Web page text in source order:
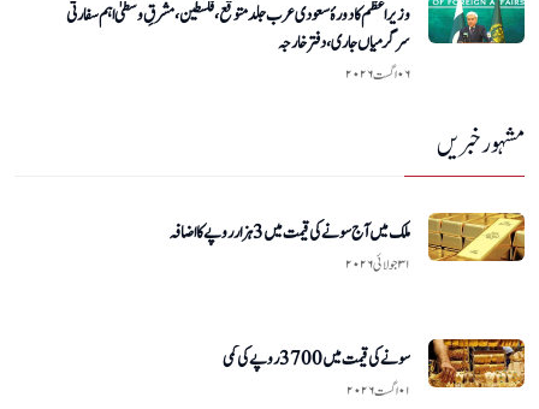
وزیراعظم کا دورۂ سعودی عرب جلد متوقع، فلسطین، مشرقِ وسطیٰ اہم سفارتی
سرگرمیاں جاری، دفتر خارجہ
۰۶ اگست ۲۰۲۶
مشہور خبریں
ملک میں آج سونے کی قیمت میں 3 ہزار روپے کا اضافہ
۳۱ جولائی ۲۰۲۶
سونے کی قیمت میں 3700 روپے کی کمی
۰۱ اگست ۲۰۲۶